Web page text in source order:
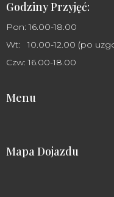
Godziny Przyjęć:
Pon: 16.00-18.00
Wt: 10.00-12.00 (po
Czw: 16.00-18.00
Menu
Mapa Dojazdu